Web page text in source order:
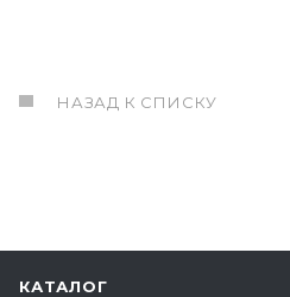
НАЗАД К СПИСКУ
КАТАЛОГ